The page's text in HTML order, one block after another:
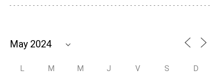
L M M J V S D